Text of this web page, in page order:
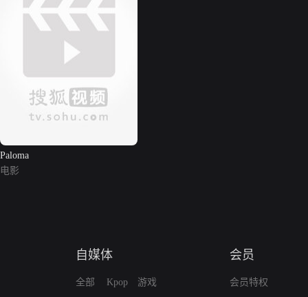
Paloma
电影
自媒体
全部 Kpop 游戏
会员
会员特权